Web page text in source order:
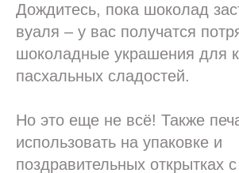
Дождитесь, пока шоколад
вуаля – у вас получатся
шоколадные украшения для
пасхальных сладостей.
Но это еще не всё! Также
использовать на упаковке и
поздравительных открытках